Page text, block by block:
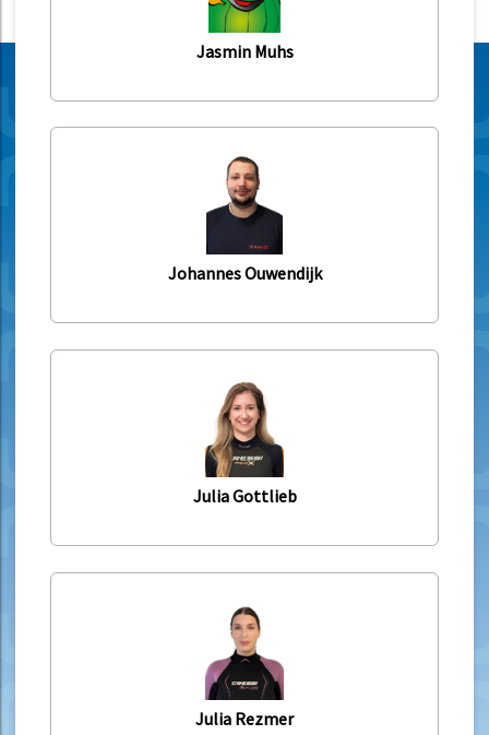
Jasmin Muhs
Johannes Ouwendijk
Julia Gottlieb
Julia Rezmer